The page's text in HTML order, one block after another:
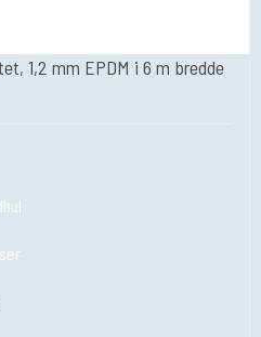
1,2 mm EPDM i 6 m bredde